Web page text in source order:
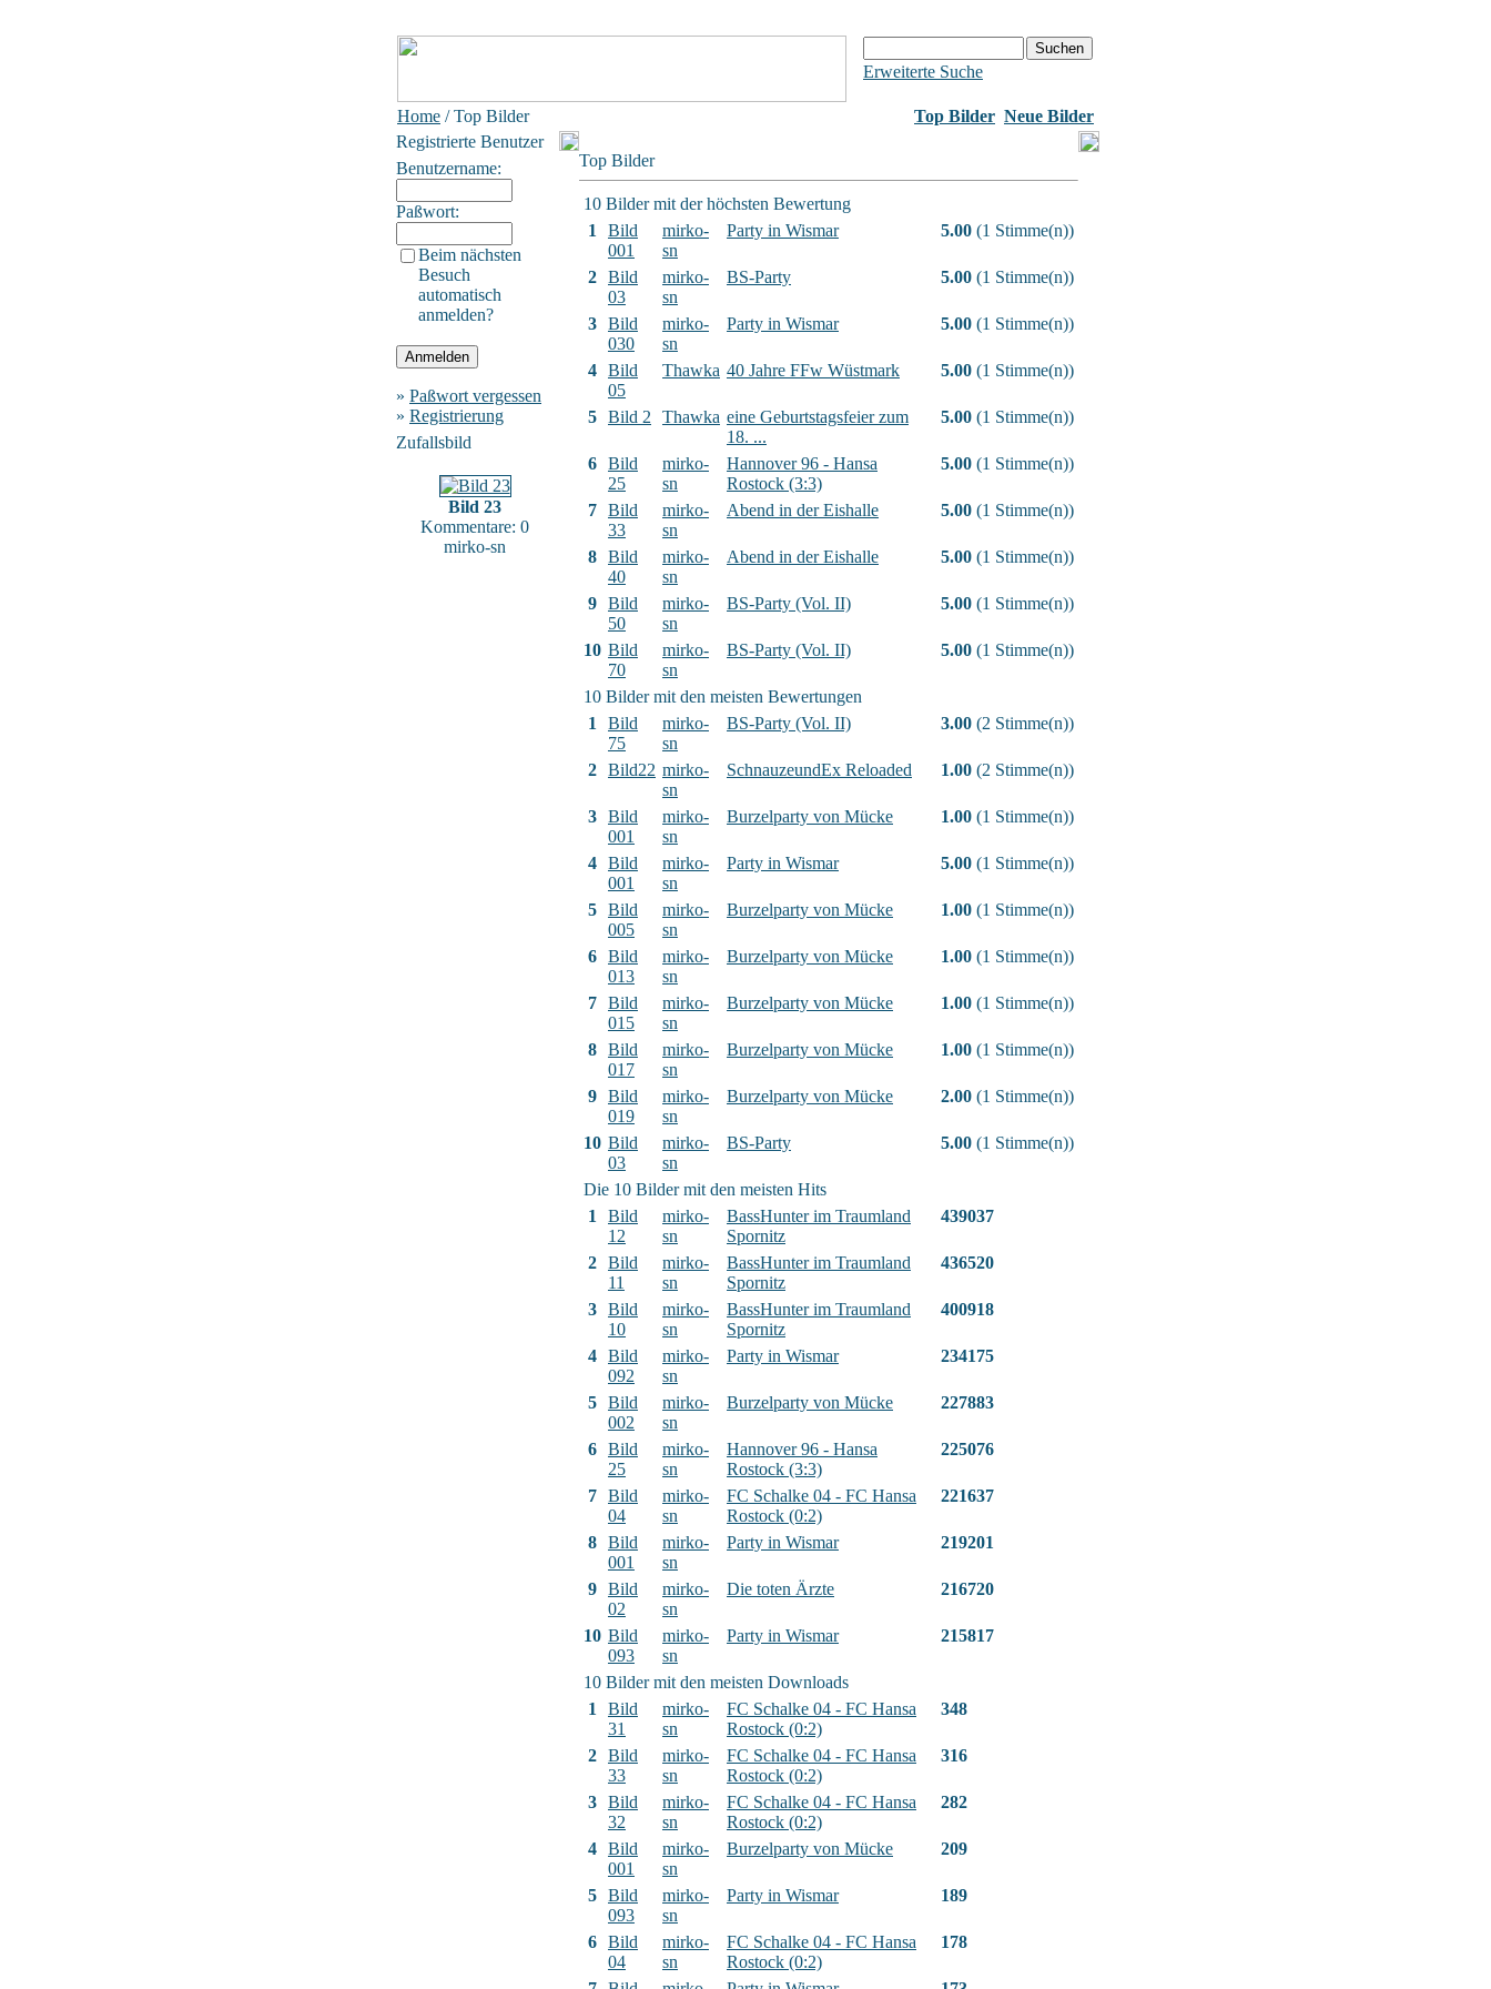
Erweiterte Suche
Home / Top Bilder Top Bilder Neue Bilder
Registrierte Benutzer
Benutzername:
Paßwort:
Beim nächsten
Besuch
automatisch
anmelden?
» Paßwort vergessen
» Registrierung
Zufallsbild
Bild 23
Kommentare: 0
mirko-sn
Top Bilder
10 Bilder mit der höchsten Bewertung
1
Bild
001
mirko-
sn
Party in Wismar 5.00 (1 Stimme(n))
2 Bild
03
mirko-
sn
BS-Party 5.00 (1 Stimme(n))
3 Bild
030
mirko-
sn
Party in Wismar 5.00 (1 Stimme(n))
4 Bild
05
Thawka 40 Jahre FFw Wüstmark 5.00 (1 Stimme(n))
5 Bild 2 Thawka eine Geburtstagsfeier zum
18. ...
5.00 (1 Stimme(n))
6 Bild
25
mirko-
sn
Hannover 96 - Hansa
Rostock (3:3)
5.00 (1 Stimme(n))
7 Bild
33
mirko-
sn
Abend in der Eishalle 5.00 (1 Stimme(n))
8 Bild
40
mirko-
sn
Abend in der Eishalle 5.00 (1 Stimme(n))
9 Bild
50
mirko-
sn
BS-Party (Vol. II) 5.00 (1 Stimme(n))
10 Bild
70
mirko-
sn
BS-Party (Vol. II) 5.00 (1 Stimme(n))
10 Bilder mit den meisten Bewertungen
1
Bild
75
mirko-
sn
BS-Party (Vol. II) 3.00 (2 Stimme(n))
2 Bild22 mirko-
sn
SchnauzeundEx Reloaded 1.00 (2 Stimme(n))
3 Bild
001
mirko-
sn
Burzelparty von Mücke 1.00 (1 Stimme(n))
4 Bild
001
mirko-
sn
Party in Wismar 5.00 (1 Stimme(n))
5 Bild
005
mirko-
sn
Burzelparty von Mücke 1.00 (1 Stimme(n))
6 Bild
013
mirko-
sn
Burzelparty von Mücke 1.00 (1 Stimme(n))
7 Bild
015
mirko-
sn
Burzelparty von Mücke 1.00 (1 Stimme(n))
8 Bild
017
mirko-
sn
Burzelparty von Mücke 1.00 (1 Stimme(n))
9 Bild
019
mirko-
sn
Burzelparty von Mücke 2.00 (1 Stimme(n))
10 Bild
03
mirko-
sn
BS-Party 5.00 (1 Stimme(n))
Die 10 Bilder mit den meisten Hits
1
Bild
12
mirko-
sn
BassHunter im Traumland
Spornitz
439037
2 Bild
11
mirko-
sn
BassHunter im Traumland
Spornitz
436520
3 Bild
10
mirko-
sn
BassHunter im Traumland
Spornitz
400918
4 Bild
092
mirko-
sn
Party in Wismar 234175
5 Bild
002
mirko-
sn
Burzelparty von Mücke 227883
6 Bild
25
mirko-
sn
Hannover 96 - Hansa
Rostock (3:3)
225076
7 Bild
04
mirko-
sn
FC Schalke 04 - FC Hansa
Rostock (0:2)
221637
8 Bild
001
mirko-
sn
Party in Wismar 219201
9 Bild
02
mirko-
sn
Die toten Ärzte 216720
10 Bild
093
mirko-
sn
Party in Wismar 215817
10 Bilder mit den meisten Downloads
1
Bild
31
mirko-
sn
FC Schalke 04 - FC Hansa
Rostock (0:2)
348
2 Bild
33
mirko-
sn
FC Schalke 04 - FC Hansa
Rostock (0:2)
316
3 Bild
32
mirko-
sn
FC Schalke 04 - FC Hansa
Rostock (0:2)
282
4 Bild
001
mirko-
sn
Burzelparty von Mücke 209
5 Bild
093
mirko-
sn
Party in Wismar 189
6 Bild
04
mirko-
sn
FC Schalke 04 - FC Hansa
Rostock (0:2)
178